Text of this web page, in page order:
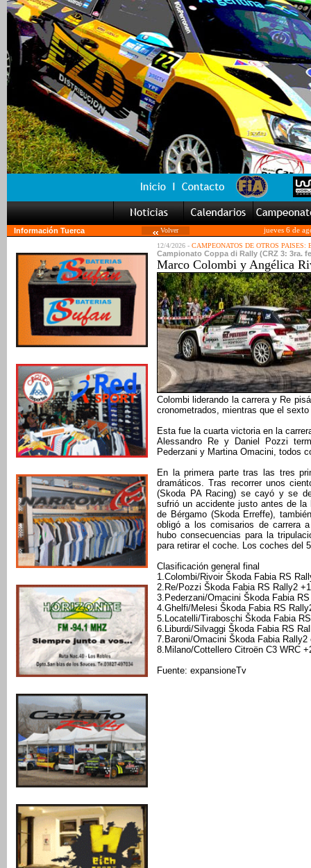
Información Tuerca Volver
jueves 6 de
12/4/2026 - CAMPEONATOS DE OTROS PAISES:
Campionato Coppa di Rally (CRZ 3: 3ra.
Marco Colombi y Angélica
Colombi liderando la carrera y Re
cronometrados, mientras que el
Esta fue la cuarta victoria en la
Alessandro Re y Daniel Pozzi
Pederzani y Martina Omacini, todos
En la primera parte tras las tres
dramáticos. Tras recorrer unos
(Skoda PA Racing) se cayó y se
sufrió un accidente justo antes de
de Bérgamo (Skoda Erreffe),
obligó a los comisarios de carrera
hubo consecuencias para la
para retirar el coche. Los coches del
Clasificación general final
1.Colombi/Rivoir Škoda Fabia RS
2.Re/Pozzi Škoda Fabia RS Rally2
3.Pederzani/Omacini Škoda Fabia
4.Ghelfi/Melesi Škoda Fabia RS
5.Locatelli/Tiraboschi Škoda Fabia
6.Liburdi/Silvaggi Škoda Fabia RS
7.Baroni/Omacini Škoda Fabia Rally2
8.Milano/Cottellero Citroën C3 WRC
Fuente: expansioneTv